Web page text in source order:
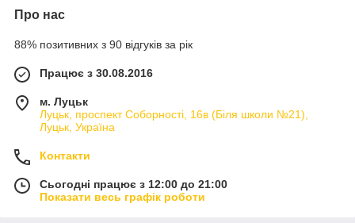
Про нас
88% позитивних з 90 відгуків за рік
Працює з 30.08.2016
м. Луцьк
Луцьк, проспект Соборності, 16в (Біля школи №21),
Луцьк, Україна
Контакти
Сьогодні працює з 12:00 до 21:00
Показати весь графік роботи